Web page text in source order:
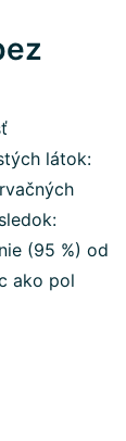
látok:
(95 %) od
ako pol